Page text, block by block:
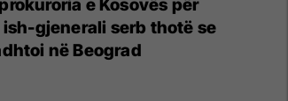
e Kosovës për
gjenerali serb thotë se
në Beograd